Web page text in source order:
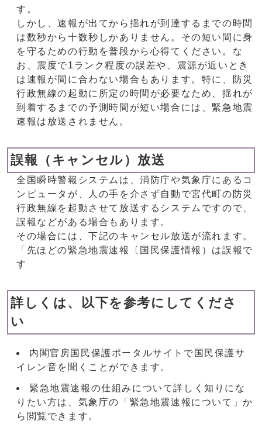
す。
しかし、速報が出てから揺れが到達するまでの時間
は数秒から十数秒しかありません。その短い間に身
を守るための行動を普段から心得てください。な
お、震度で1ランク程度の誤差や、震源が近いとき
は速報が間に合わない場合もあります。特に、防災
行政無線の起動に所定の時間が必要なため、揺れが
到着するまでの予測時間が短い場合には、緊急地震
速報は放送されません。
誤報（キャンセル）放送
全国瞬時警報システムは、消防庁や気象庁にあるコ
ンピュータが、人の手を介さず自動で宮代町の防災
行政無線を起動させて放送するシステムですので、
誤報などがある場合もあります。
その場合には、下記のキャンセル放送が流れます。
「先ほどの緊急地震速報〔国民保護情報）は誤報で
す
詳しくは、以下を参考にしてくださ
い
内閣官房国民保護ポータルサイトで国民保護サ
イレン音を聞くことができます。
緊急地震速報の仕組みについて詳しく知りにな
りたい方は、気象庁の「緊急地震速報について」か
ら閲覧できます。